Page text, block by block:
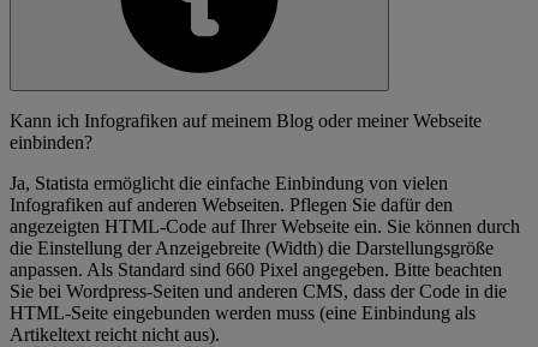
Kann ich Infografiken auf meinem Blog oder meiner Webseite
einbinden?
Ja, Statista ermöglicht die einfache Einbindung von vielen
Infografiken auf anderen Webseiten. Pflegen Sie dafür den
angezeigten HTML-Code auf Ihrer Webseite ein. Sie können durch
die Einstellung der Anzeigebreite (Width) die Darstellungsgröße
anpassen. Als Standard sind 660 Pixel angegeben. Bitte beachten
Sie bei Wordpress-Seiten und anderen CMS, dass der Code in die
HTML-Seite eingebunden werden muss (eine Einbindung als
Artikeltext reicht nicht aus).